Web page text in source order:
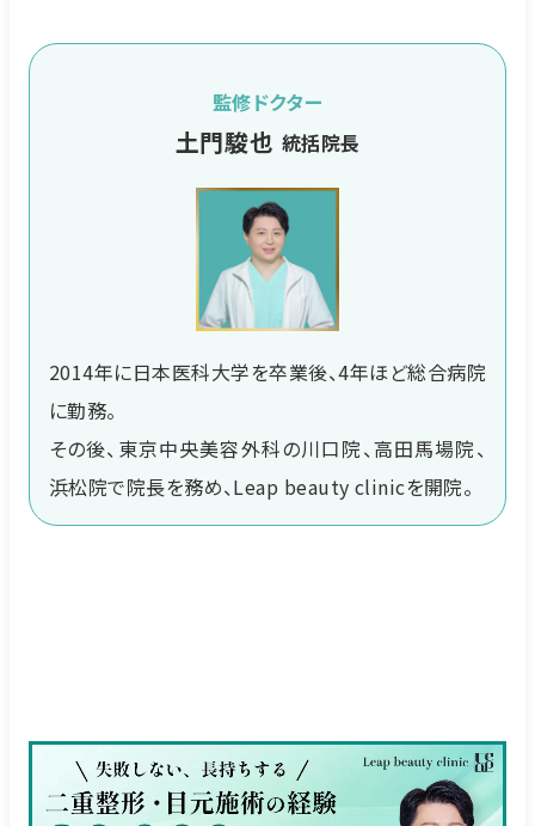
監修ドクター
土門駿也 統括院長
2014年に日本医科大学を卒業後、4年ほど総合病院
に勤務。
その後、東京中央美容外科の川口院、高田馬場院、
浜松院で院長を務め、Leap beauty clinicを開院。